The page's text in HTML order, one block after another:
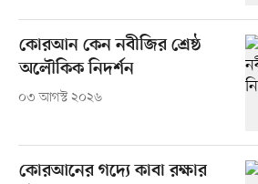
কোরআন কেন নবীজির শ্রেষ্ঠ
অলৌকিক নিদর্শন
০৩ আগস্ট ২০২৬
কোরআনের গদ্যে কাবা রক্ষার